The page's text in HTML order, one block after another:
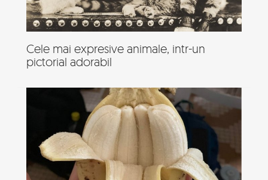
Cele mai expresive animale, intr-un
pictorial adorabil